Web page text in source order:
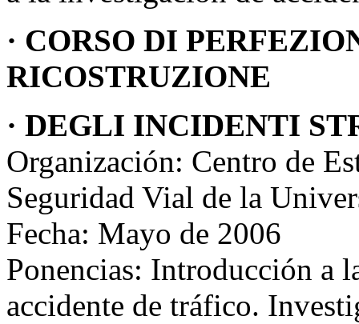
· CORSO DI
RICOSTRUZIONE
· DEGLI INCIDENTI
Organización: Centro de
Seguridad Vial de la
Fecha: Mayo de 2006
Ponencias: Introducción a
accidente de tráfico.